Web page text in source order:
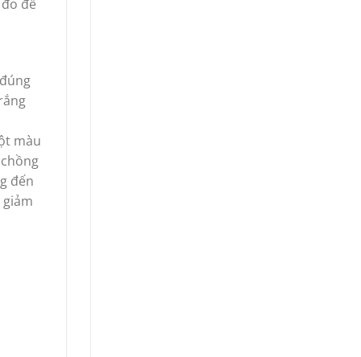
để
màu
đến